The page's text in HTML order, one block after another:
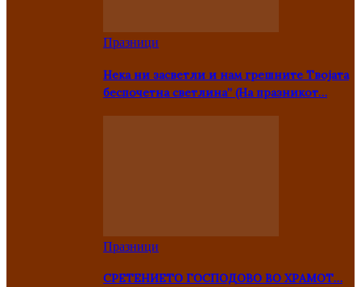
Празници
Нека ни засветли и нам грешните Твојата
беспочетна светлина” (На празникот…
Празници
СРЕТЕНИЕТО ГОСПОДОВО ВО ХРАМОТ…